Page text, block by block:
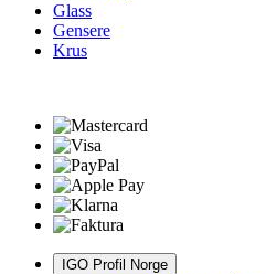
Glass
Gensere
Krus
IGO Profil Norge